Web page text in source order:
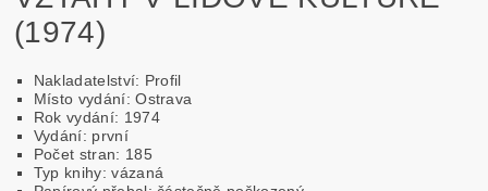
(1974)
Nakladatelství: Profil
Místo vydání: Ostrava
Rok vydání: 1974
Vydání: první
Počet stran: 185
Typ knihy: vázaná